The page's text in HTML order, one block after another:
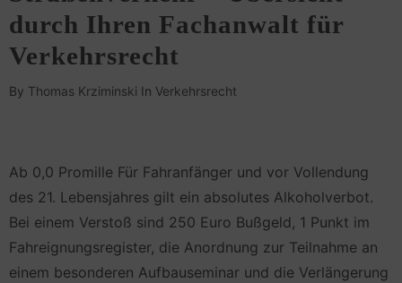
durch Ihren Fachanwalt für
Verkehrsrecht
By Thomas Krziminski In Verkehrsrecht
Ab 0,0 Promille Für Fahranfänger und vor Vollendung
des 21. Lebensjahres gilt ein absolutes Alkoholverbot.
Bei einem Verstoß sind 250 Euro Bußgeld, 1 Punkt im
Fahreignungsregister, die Anordnung zur Teilnahme an
einem besonderen Aufbauseminar und die Verlängerung